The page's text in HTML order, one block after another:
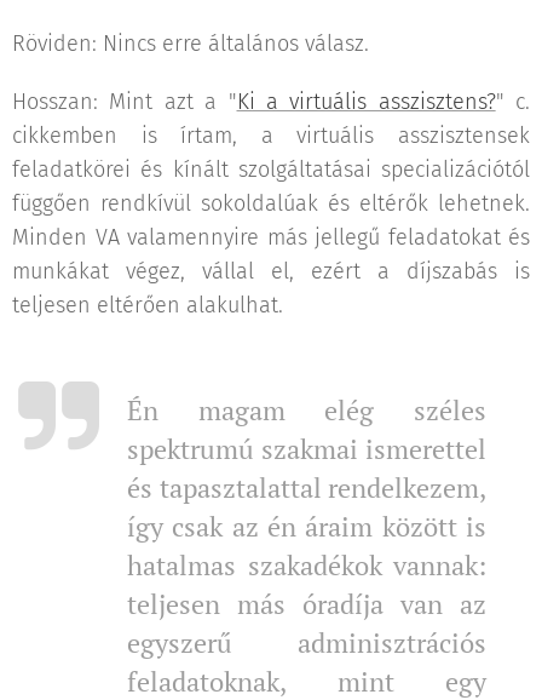
Röviden: Nincs erre általános válasz.
Hosszan: Mint azt a "Ki a virtuális asszisztens?" c.
cikkemben is írtam, a virtuális asszisztensek
feladatkörei és kínált szolgáltatásai specializációtól
függően rendkívül sokoldalúak és eltérők lehetnek.
Minden VA valamennyire más jellegű feladatokat és
munkákat végez, vállal el, ezért a díjszabás is
teljesen eltérően alakulhat.
Én magam elég széles
spektrumú szakmai ismerettel
és tapasztalattal rendelkezem,
így csak az én áraim között is
hatalmas szakadékok vannak:
teljesen más óradíja van az
egyszerű adminisztrációs
feladatoknak, mint egy